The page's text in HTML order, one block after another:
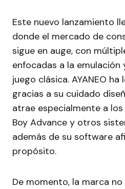
Este nuevo lanzamiento
donde el mercado de
sigue en auge, con
enfocadas a la emulación
juego clásica. AYANEO
gracias a su cuidado
atrae especialmente a
Boy Advance y otros
además de su software
propósito.
De momento, la marca